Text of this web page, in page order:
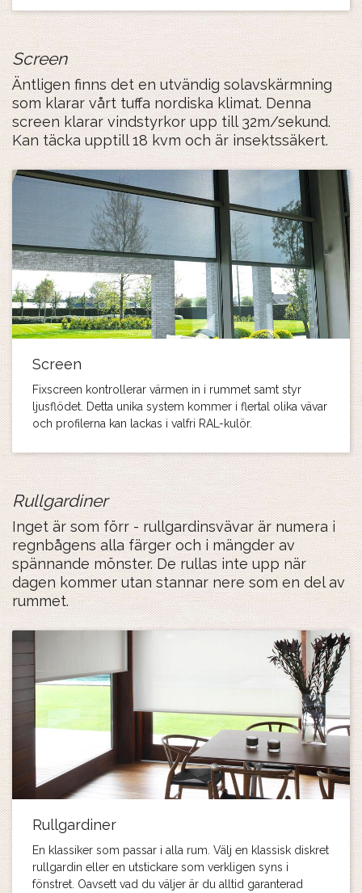
Screen
Äntligen finns det en utvändig solavskärmning
som klarar vårt tuffa nordiska klimat. Denna
screen klarar vindstyrkor upp till 32m/sekund.
Kan täcka upptill 18 kvm och är insektssäkert.
Screen
Fixscreen kontrollerar värmen in i rummet samt styr
ljusflödet. Detta unika system kommer i flertal olika vävar
och profilerna kan lackas i valfri RAL-kulör.
Rullgardiner
Inget är som förr - rullgardinsvävar är numera i
regnbågens alla färger och i mängder av
spännande mönster. De rullas inte upp när
dagen kommer utan stannar nere som en del av
rummet.
Rullgardiner
En klassiker som passar i alla rum. Välj en klassisk diskret
rullgardin eller en utstickare som verkligen syns i
fönstret. Oavsett vad du väljer är du alltid garanterad